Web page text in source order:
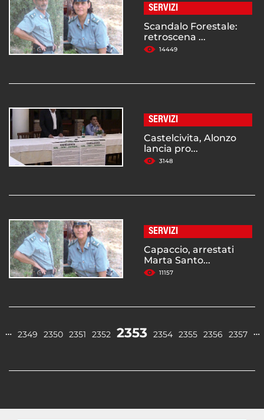
SERVIZI
Scandalo Forestale:
retroscena ...
14449
SERVIZI
Castelcivita, Alonzo
lancia pro...
3148
SERVIZI
Capaccio, arrestati
Marta Santo...
11157
… 2349 2350 2351 2352 2353 2354 2355 2356 2357 …